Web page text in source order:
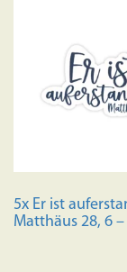
5x Er ist
Matthäus 28, 6